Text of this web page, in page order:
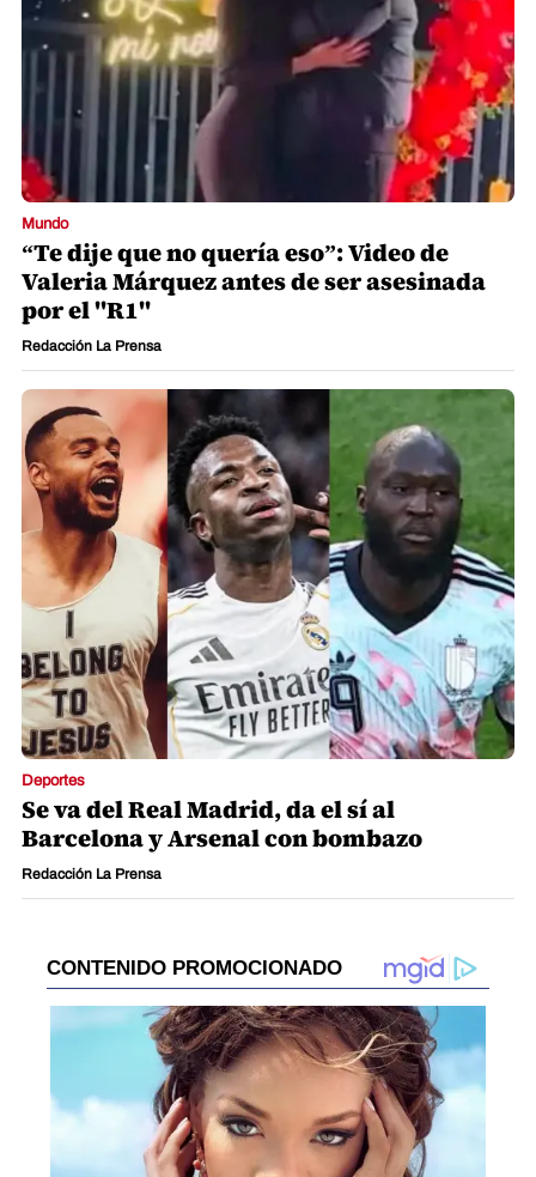
Mundo
“Te dije que no quería eso”: Video de
Valeria Márquez antes de ser asesinada
por el "R1"
Redacción La Prensa
Deportes
Se va del Real Madrid, da el sí al
Barcelona y Arsenal con bombazo
Redacción La Prensa